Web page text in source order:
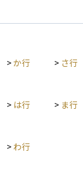
る支出は変動費
なります。また、通
少など将来のリスク
>か行 > さ行
> は行 > ま行
> わ行